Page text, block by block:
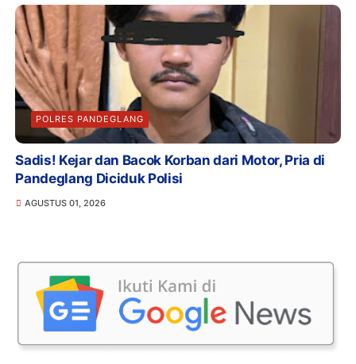
POLRES PANDEGLANG
Sadis! Kejar dan Bacok Korban dari Motor, Pria di
Pandeglang Diciduk Polisi
AGUSTUS 01, 2026